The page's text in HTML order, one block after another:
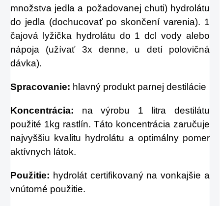
množstva jedla a požadovanej chuti) hydrolátu
do jedla (dochucovať po skončení varenia). 1
čajová lyžička hydrolátu do 1 dcl vody alebo
nápoja (užívať 3x denne, u detí polovičná
dávka).
Spracovanie: hlavný produkt parnej destilácie
Koncentrácia: na výrobu 1 litra destilátu
použité 1kg rastlín. Táto koncentrácia zaručuje
najvyššiu kvalitu hydrolátu a optimálny pomer
aktívnych látok.
Použitie: hydrolát certifikovaný na vonkajšie a
vnútorné použitie.